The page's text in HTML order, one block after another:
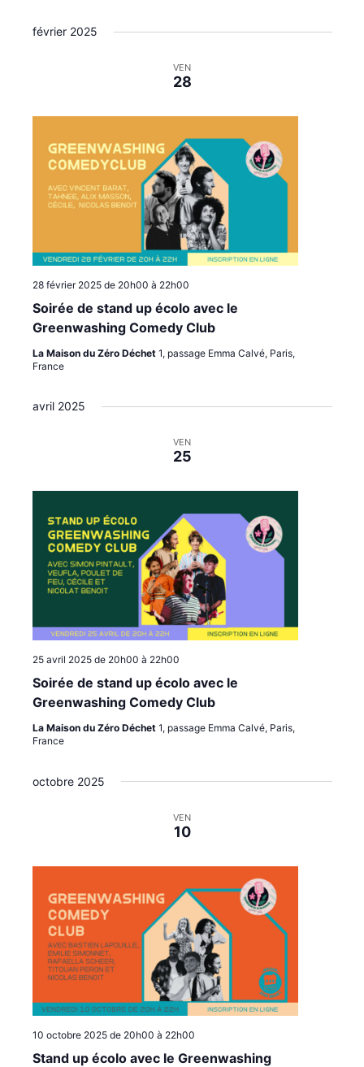
février 2025
VEN
28
Soirée de stand up écolo avec le
Greenwashing Comedy Club
28 février 2025 de 20h00 à 22h00
La Maison du Zéro Déchet 1, passage Emma Calvé, Paris,
France
avril 2025
VEN
25
Soirée de stand up écolo avec le
Greenwashing Comedy Club
25 avril 2025 de 20h00 à 22h00
La Maison du Zéro Déchet 1, passage Emma Calvé, Paris,
France
octobre 2025
VEN
10
Stand up écolo avec le Greenwashing
10 octobre 2025 de 20h00 à 22h00